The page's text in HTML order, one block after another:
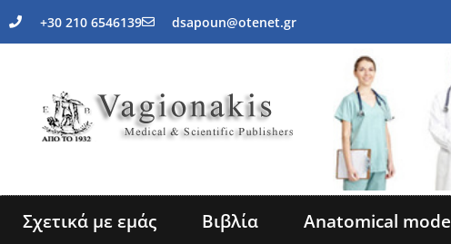
+30 210 6546139 dsapoun@otenet.gr
Σχετικά με εμάς Βιβλία Anatomical